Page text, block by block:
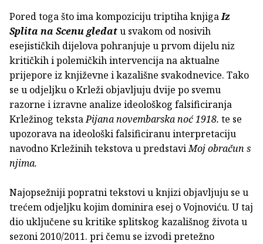
Pored toga što ima kompoziciju triptiha knjigaIz
Splita na Scenu gledatu svakom od nosivih
esejističkih dijelova pohranjuje u prvom dijelu niz
kritičkih i polemičkih intervencija na aktualne
prijepore iz književne i kazališne svakodnevice. Tako
se u odjeljku o Krleži objavljuju dvije po svemu
razorne i izravne analize ideološkog falsificiranja
Krležinog tekstaPijana novembarska noć 1918. te se
upozorava na ideološki falsificiranu interpretaciju
navodno Krležinih tekstova u predstaviMoj obračun s
njima.
Najopsežniji popratni tekstovi u knjizi objavljuju se u
trećem odjeljku kojim dominira esej o Vojnoviću. U taj
dio uključene su kritike splitskog kazališnog života u
sezoni 2010/2011. pri čemu se izvodi pretežno